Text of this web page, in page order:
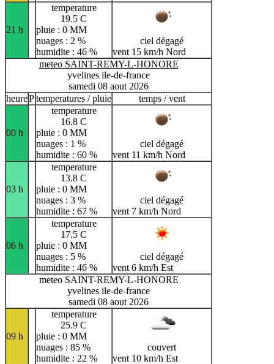
21 h
temperature
19.5 C
pluie : 0 MM
nuages : 2 %
humidite : 46 %
ciel dégagé
vent 15 km/h Nord
meteo SAINT-REMY-L-HONORE
yvelines ile-de-france
samedi 08 aout 2026
heurePtemperatures / pluie temps / vent
00 h
temperature
16.8 C
pluie : 0 MM
nuages : 1 %
humidite : 60 %
ciel dégagé
vent 11 km/h Nord
03 h
temperature
13.8 C
pluie : 0 MM
nuages : 3 %
humidite : 67 %
ciel dégagé
vent 7 km/h Nord
06 h
temperature
17.5 C
pluie : 0 MM
nuages : 5 %
humidite : 46 %
ciel dégagé
vent 6 km/h Est
meteo SAINT-REMY-L-HONORE
yvelines ile-de-france
samedi 08 aout 2026
09 h
temperature
25.9 C
pluie : 0 MM
nuages : 85 %
humidite : 22 %
couvert
vent 10 km/h Est